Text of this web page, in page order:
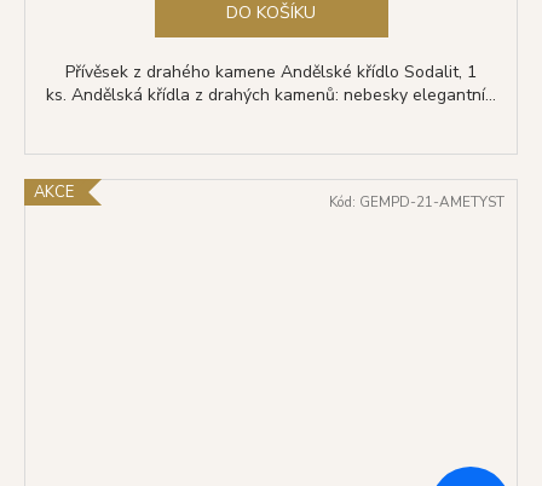
DO KOŠÍKU
Přívěsek z drahého kamene Andělské křídlo Sodalit, 1
ks. Andělská křídla z drahých kamenů: nebesky elegantní...
AKCE Kód: GEMPD-21-AMETYST